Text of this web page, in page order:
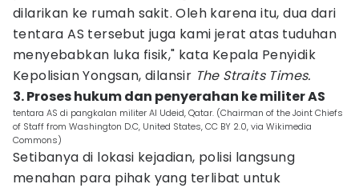
dilarikan ke rumah sakit. Oleh karena itu, dua dari
tentara AS tersebut juga kami jerat atas tuduhan
menyebabkan luka fisik," kata Kepala Penyidik
Kepolisian Yongsan, dilansir The Straits Times.
3. Proses hukum dan penyerahan ke militer AS
tentara AS di pangkalan militer Al Udeid, Qatar. (Chairman of the Joint Chiefs
of Staff from Washington D.C, United States, CC BY 2.0, via Wikimedia
Commons)
Setibanya di lokasi kejadian, polisi langsung
menahan para pihak yang terlibat untuk